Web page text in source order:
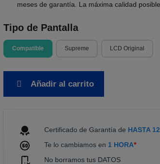
meses de garantía. La máxima calidad
Tipo de Pantalla
Compatible Supreme LCD Original
Añadir al carrito
Certificado de Garantía de HASTA
Te lo cambiamos en 1 HORA*
No borramos tus DATOS